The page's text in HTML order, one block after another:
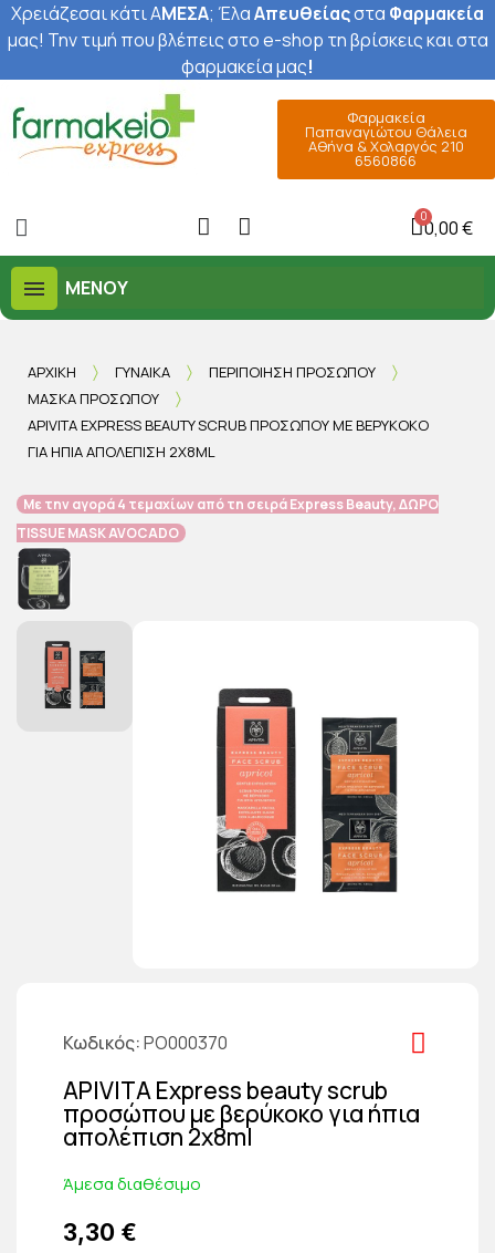
Χρειάζεσαι κάτι ΑΜΕΣΑ; ΈλαΑπευθείαςστα Φαρμακεία
μας! Την τιμή που βλέπεις στο e-shop τη βρίσκεις και στα
φαρμακεία μας!
Φαρμακεία
Παπαναγιώτου Θάλεια
Αθήνα & Χολαργός 210
6560866
0,00 €
ΜΕΝΟΎ
ΑΡΧΙΚΉ ΓΥΝΑΊΚΑ
ΠΕΡΙΠΟΊΗΣΗ ΠΡΟΣΏΠΟΥ
ΜΆΣΚΑ ΠΡΟΣΏΠΟΥ
APIVITA EXPRESS BEAUTY SCRUB ΠΡΟΣΏΠΟΥ ΜΕ ΒΕΡΎΚΟΚΟ
ΓΙΑ ΉΠΙΑ ΑΠΟΛΈΠΙΣΗ 2Χ8ML
Με την αγορά 4 τεμαχίων από τη σειρά Express Beauty, ΔΩΡΟ
TISSUE MASK AVOCADO
Κωδικός PO000370
APIVITA Express beauty scrub
προσώπου με βερύκοκο για ήπια
απολέπιση 2χ8ml
Άμεσα διαθέσιμο
3,30 €